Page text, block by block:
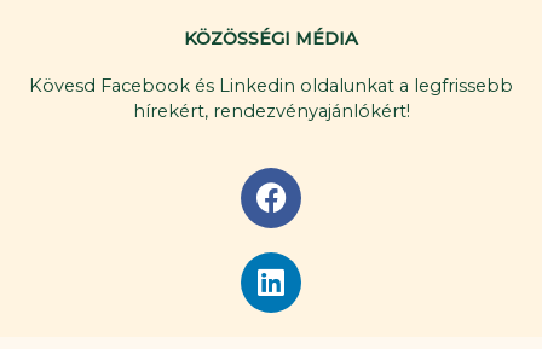
KÖZÖSSÉGI MÉDIA
Kövesd Facebook és Linkedin oldalunkat a legfrissebb
hírekért, rendezvényajánlókért!
F
a
e
b
L
i